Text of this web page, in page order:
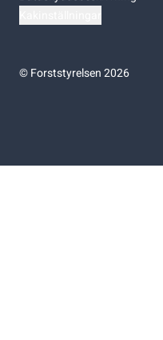
©Forststyrelsen 2026